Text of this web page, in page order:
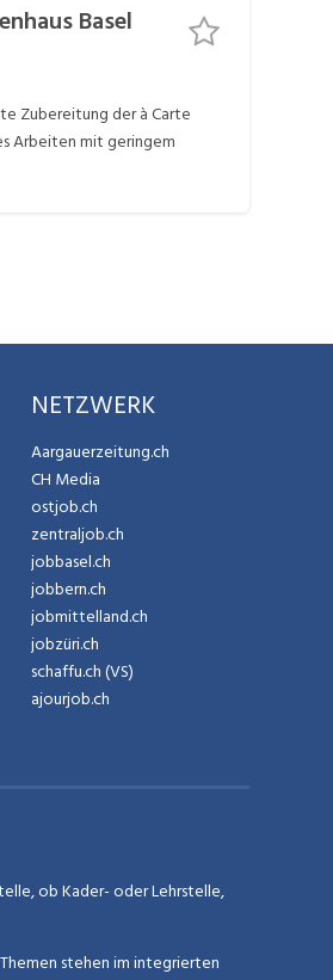
Basel
NETZWERK
Aargauerzeitung.ch
CH Media
ostjob.ch
zentraljob.ch
jobbasel.ch
jobbern.ch
jobmittelland.ch
jobzüri.ch
schaffu.ch (VS)
ajourjob.ch
ob Kader- oder Lehrstelle,
stehen im integrierten